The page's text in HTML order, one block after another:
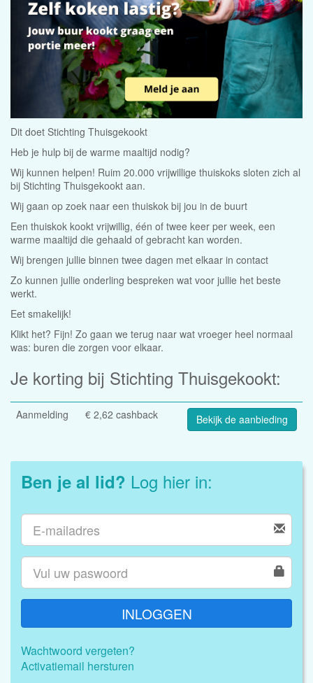
Dit doet Stichting Thuisgekookt
Heb je hulp bij de warme maaltijd nodig?
Wij kunnen helpen! Ruim 20.000 vrijwillige thuiskoks sloten zich al
bij Stichting Thuisgekookt aan.
Wij gaan op zoek naar een thuiskok bij jou in de buurt
Een thuiskok kookt vrijwillig, één of twee keer per week, een
warme maaltijd die gehaald of gebracht kan worden.
Wij brengen jullie binnen twee dagen met elkaar in contact
Zo kunnen jullie onderling bespreken wat voor jullie het beste
werkt.
Eet smakelijk!
Klikt het? Fijn! Zo gaan we terug naar wat vroeger heel normaal
was: buren die zorgen voor elkaar.
Je korting bij Stichting Thuisgekookt:
Aanmelding € 2,62 cashback Bekijk de aanbieding
Ben je al lid? Log hier in:
INLOGGEN
Wachtwoord vergeten?
Activatiemail hersturen